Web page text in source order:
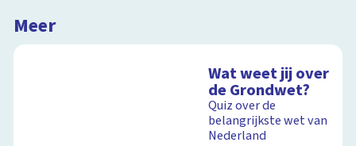
Meer
Wat weet jij over
de Grondwet?
Quiz over de
belangrijkste wet van
Nederland